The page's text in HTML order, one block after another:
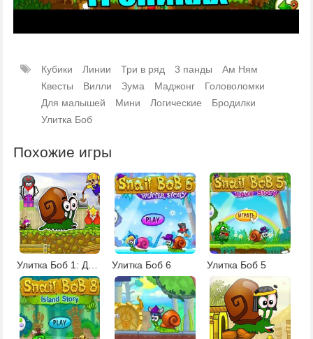
Кубики Линии Три в ряд 3 панды
Ам Ням
Квесты
Вилли Зума Маджонг
Головоломки
Для малышей
Мини Логические
Бродилки
Улитка Боб
Похожие игры
Улитка Боб 1: Долгая дорога домой Улитка Боб 6 Улитка Боб 5